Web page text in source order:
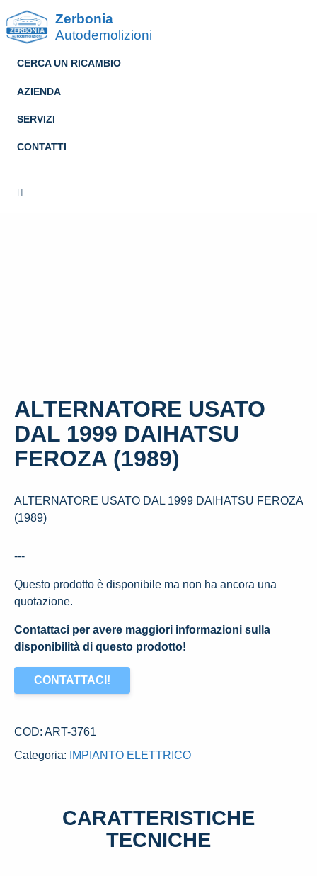
Zerbonia
Autodemolizioni
CERCA UN RICAMBIO
AZIENDA
SERVIZI
CONTATTI
ALTERNATORE USATO
DAL 1999 DAIHATSU
FEROZA (1989)
ALTERNATORE USATO DAL 1999 DAIHATSU FEROZA
(1989)
---
Questo prodotto è disponibile ma non ha ancora una
quotazione.
Contattaci per avere maggiori informazioni sulla
disponibilità di questo prodotto!
CONTATTACI!
COD: ART-3761
Categoria:
IMPIANTO ELETTRICO
CARATTERISTICHE
TECNICHE